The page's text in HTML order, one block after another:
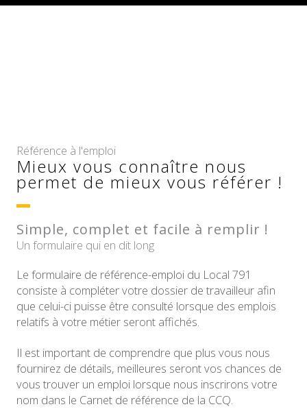
Référence à l'emploi
Mieux vous connaître nous
permet de mieux vous référer !
Simple, complet et facile à remplir !
Un formulaire qui en dit long
Le formulaire de référence-emploi du Local 791
consiste à compléter votre dossier de travailleur afin
que celui-ci puisse être consulté lorsque des emplois
relatifs à votre métier seront affichés.
Il est important de comprendre que plus vous nous
fournirez de détails, meilleures seront vos chances de
vous trouver un emploi lorsque nous inscrirons votre
nom dans le Carnet de référence de la CCQ.